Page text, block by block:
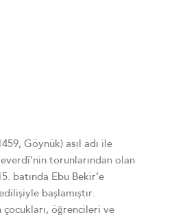
Göynük) asıl adı ile
torunlarından olan
batında Ebu Bekir’e
başlamıştır.
çocukları, öğrencileri ve